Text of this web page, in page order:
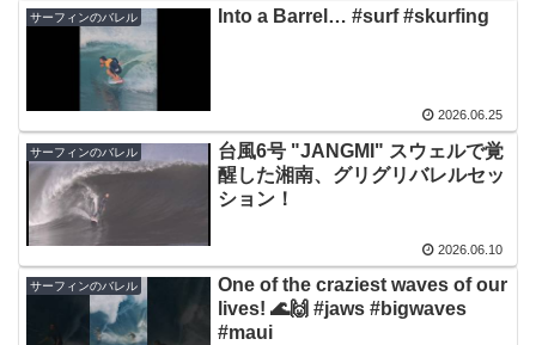
サーフィンのバレル Into a Barrel… #surf #skurfing
2026.06.25
サーフィンのバレル
台風6号 "JANGMI" スウェルで覚
醒した湘南、グリグリバレルセッ
ション！
2026.06.10
サーフィンのバレル
One of the craziest waves of our
lives! 🌊🙌 #jaws #bigwaves
#maui